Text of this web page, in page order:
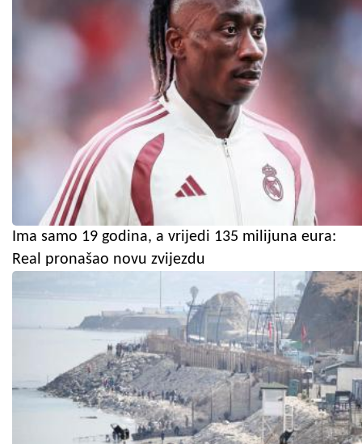
Ima samo 19 godina, a vrijedi 135 milijuna eura:
Real pronašao novu zvijezdu